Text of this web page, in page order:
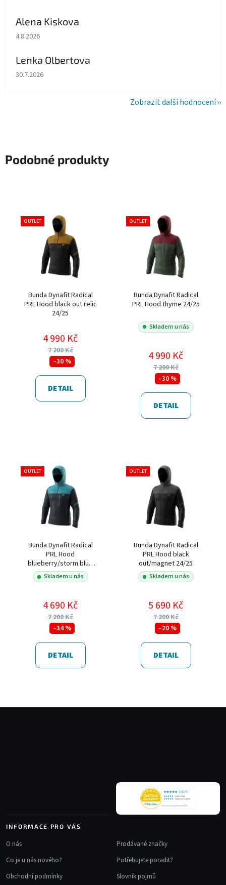
Alena Kiskova
Hodnocení obchodu je 5 z 5 hvězdiček.
4.8.2026
Lenka Olbertova
Hodnocení obchodu je 5 z 5 hvězdiček.
30.7.2026
Zobrazit další hodnocení
Podobné produkty
OUTLET
Bunda Dynafit Radical
PRL Hood black out relic
24/25
4 990 Kč
7 200 Kč
–30 %
DETAIL
OUTLET
Bunda Dynafit Radical
PRL Hood thyme 24/25
Skladem u nás
4 990 Kč
7 200 Kč
–30 %
DETAIL
OUTLET
Bunda Dynafit Radical
PRL Hood
blueberry/storm blue
24/25
Skladem u nás
4 690 Kč
7 200 Kč
–34 %
DETAIL
OUTLET
Bunda Dynafit Radical
PRL Hood black
out/magnet 24/25
Skladem u nás
5 690 Kč
7 200 Kč
–20 %
DETAIL
INFORMACE PRO VÁS
O nás
Co je u nás nového?
Obchodní podmínky
Prodávané značky
Potřebujete poradit?
Slovník pojmů